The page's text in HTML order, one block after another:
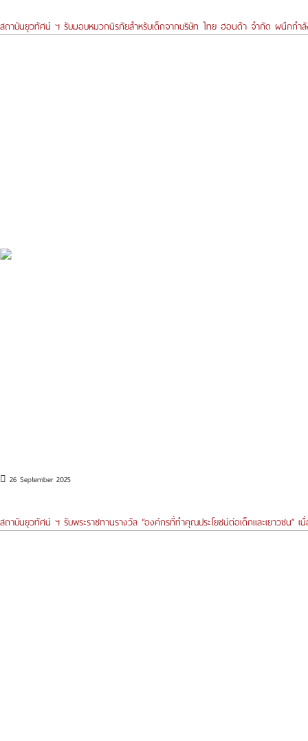
สถาบันยุวทัศน์ ฯ รับมอบหมวกนิรภัยสำหรับเด็กจากบริษัท ไทย ฮอนด้า จำกัด ผนึกกำลัง
26 September 2025
สถาบันยุวทัศน์ ฯ รับพระราชทานรางวัล “องค์กรที่ทำคุณประโยชน์ต่อเด็กและเยาวชน” เ